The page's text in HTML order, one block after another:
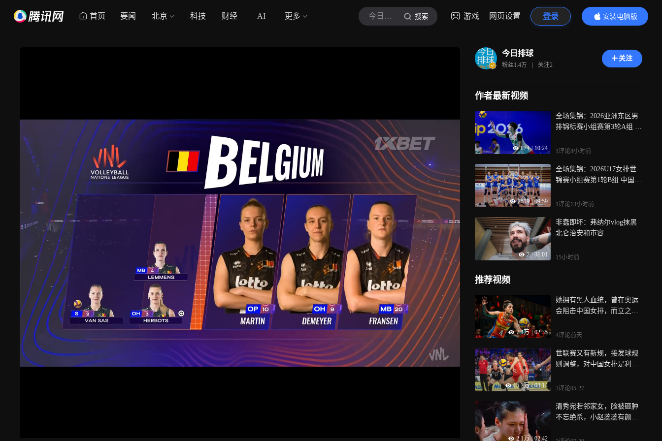
首页 要闻 北京 科技 财经 AI 更多 今日排球 搜索 游戏 网页设置 登录
安装电脑版
内容更精彩
今日排球
粉丝1.4万 | 关注2
关注
作者最新视频
874 | 10:24
全场集锦：2026亚洲东区男
排锦标赛小组赛第3轮A组 中
1评论8小时前
2519 | 09:59
全场集锦：2026U17女排世
锦赛小组赛第1轮B组 中国3-
1评论13小时前
7 | 01:01
非蠢即坏：弗纳尔vlog抹黑
北仑治安和市容
15小时前
推荐视频
7.4万 | 02:35
她拥有黑人血统，曾在奥运
会阻击中国女排，而立之年
4评论前天
15.7万 | 03:14
世联赛又有新规，接发球规
则调整，对中国女排是利是
3评论05-27
2.1万 | 02:42
清秀宛若邻家女，脸被砸肿
不忘绝杀，小赵蕊蕊有颜有